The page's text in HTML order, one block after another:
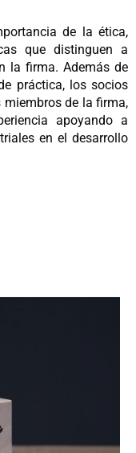
de la ética,
que distinguen a
la firma. Además de
práctica, los socios
de la firma,
apoyando a
en el desarrollo